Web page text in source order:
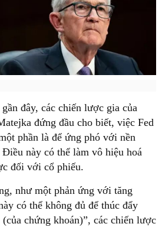
đây, các chiến lược gia của
đứng đầu cho biết, việc Fed
phần là để ứng phó với nền
này có thể làm vô hiệu hoá
đối với cổ phiếu.
như một phản ứng với tăng
có thể không đủ để thúc đẩy
chứng khoán)”, các chiến lược